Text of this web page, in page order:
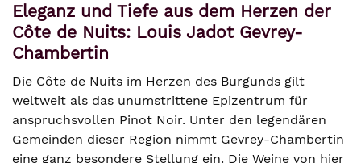
Eleganz und Tiefe aus dem Herzen der
Côte de Nuits: Louis Jadot Gevrey-
Chambertin
Die Côte de Nuits im Herzen des Burgunds gilt
weltweit als das unumstrittene Epizentrum für
anspruchsvollen Pinot Noir. Unter den legendären
Gemeinden dieser Region nimmt Gevrey-Chambertin
eine ganz besondere Stellung ein. Die Weine von hier